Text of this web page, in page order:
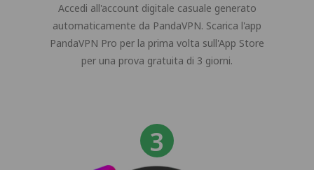
Accedi all'account digitale casuale generato
automaticamente da PandaVPN. Scarica l'app
PandaVPN Pro per la prima volta sull'App Store
per una prova gratuita di 3 giorni.